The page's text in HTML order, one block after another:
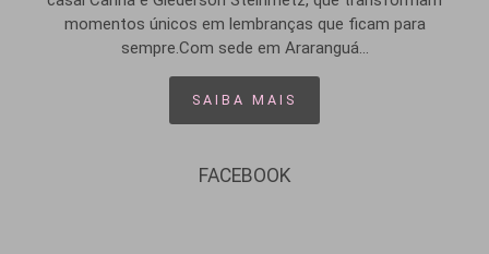
momentos únicos em lembranças que ficam para
sempre.Com sede em Araranguá...
SAIBA MAIS
FACEBOOK